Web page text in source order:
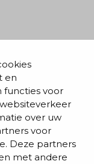
en
functies voor
over uw
voor
Deze partners
met andere